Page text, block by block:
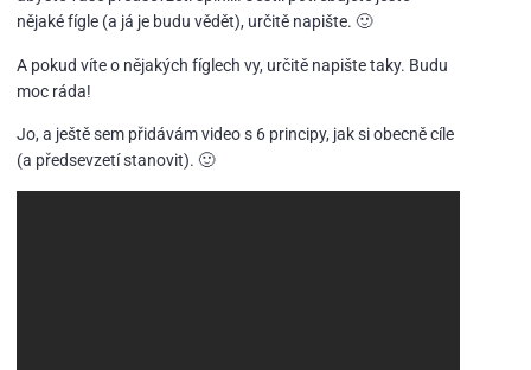
nějaké fígle (a já je budu vědět), určitě napište. 🙂
A pokud víte o nějakých fíglech vy, určitě napište taky. Budu
moc ráda!
Jo, a ještě sem přidávám video s 6 principy, jak si obecně cíle
(a předsevzetí stanovit). 🙂